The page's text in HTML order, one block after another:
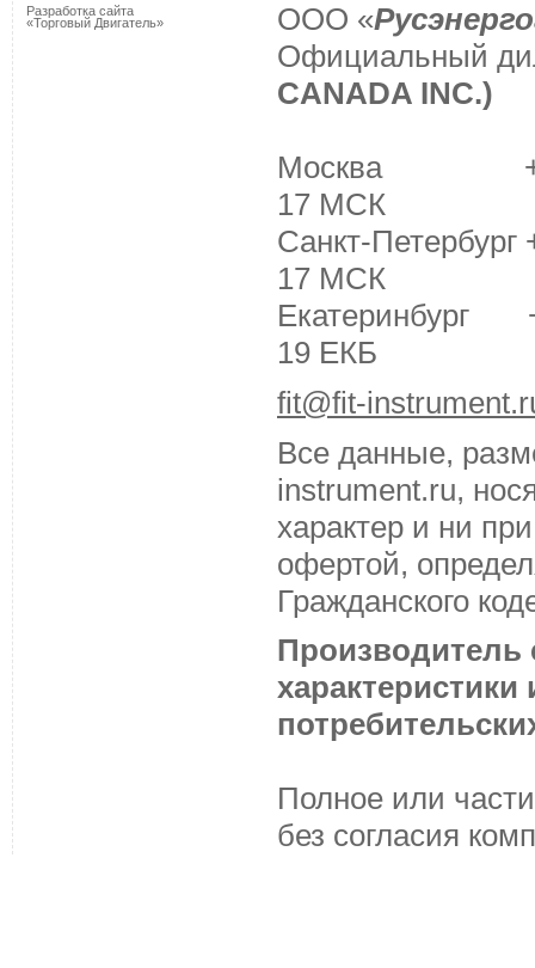
Разработка сайта
«Торговый Двигатель»
ООО «
Официальный
CANADA INC.)
Москва +7
17 МСК
Санкт-
17 МСК
Екатеринбург
19 ЕКБ
fit@fit-
Все данные,
instrument.ru,
характер и ни
офертой,
Гражданского
Производитель
Полное или
без согласия